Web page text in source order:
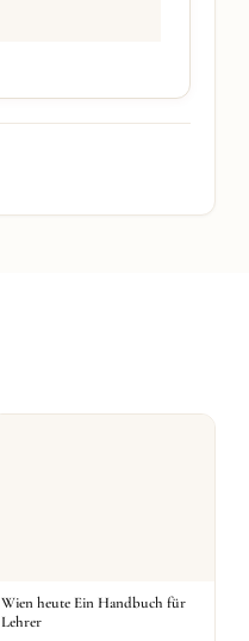
Wien heute Ein Handbuch für
Lehrer